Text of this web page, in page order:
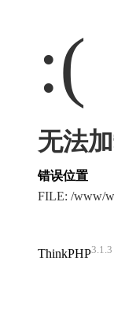
:(
无法
错误位置
FILE: /www/
ThinkPHP3.1.3